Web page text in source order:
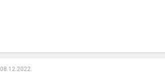
08.12.2022.